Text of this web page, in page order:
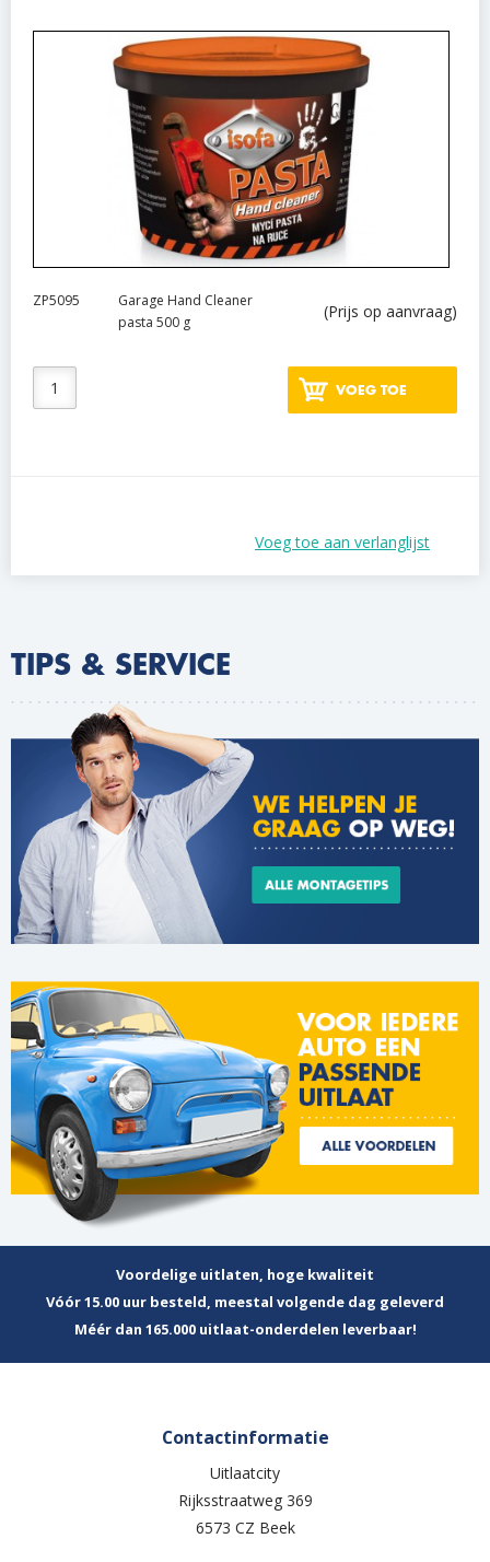
ZP5095
Garage Hand Cleaner
pasta 500 g
(Prijs op aanvraag)
VOEG TOE
Voeg toe aan verlanglijst
TIPS & SERVICE
Voordelige uitlaten, hoge kwaliteit
Vóór 15.00 uur besteld, meestal volgende dag geleverd
Méér dan 165.000 uitlaat-onderdelen leverbaar!
Contactinformatie
Uitlaatcity
Rijksstraatweg 369
6573 CZ Beek